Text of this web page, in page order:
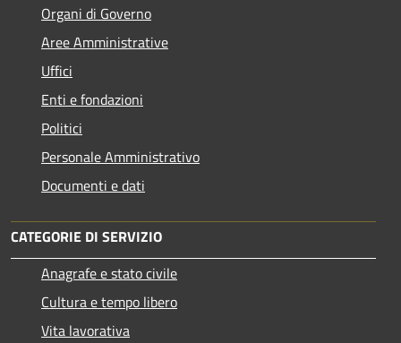
Organi di Governo
Aree Amministrative
Uffici
Enti e fondazioni
Politici
Personale Amministrativo
Documenti e dati
CATEGORIE DI SERVIZIO
Anagrafe e stato civile
Cultura e tempo libero
Vita lavorativa